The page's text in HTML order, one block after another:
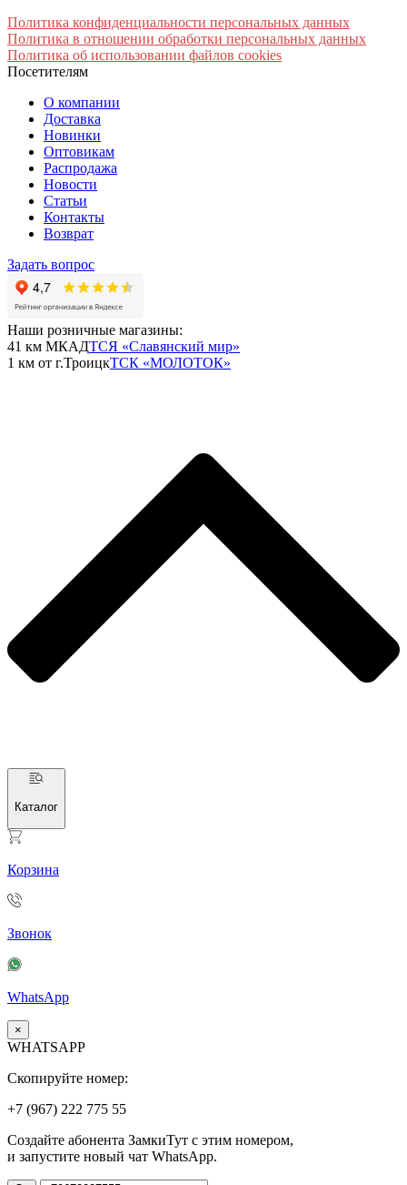
Политика конфиденциальности персональных данных
Политика в отношении обработки персональных данных
Политика об использовании файлов cookies
Посетителям
О компании
Доставка
Новинки
Оптовикам
Распродажа
Новости
Статьи
Контакты
Возврат
Задать вопрос
Наши розничные магазины:
41 км МКАДТСЯ «Славянский мир»
1 км от г.ТроицкТСК «МОЛОТОК»
Каталог
Корзина
Звонок
WhatsApp
×
WHATSAPP
Скопируйте номер:
+7 (967) 222 775 55
Создайте абонента ЗамкиТут с этим номером,
и запустите новый чат WhatsApp.